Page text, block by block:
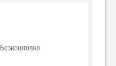
Безкоштовно